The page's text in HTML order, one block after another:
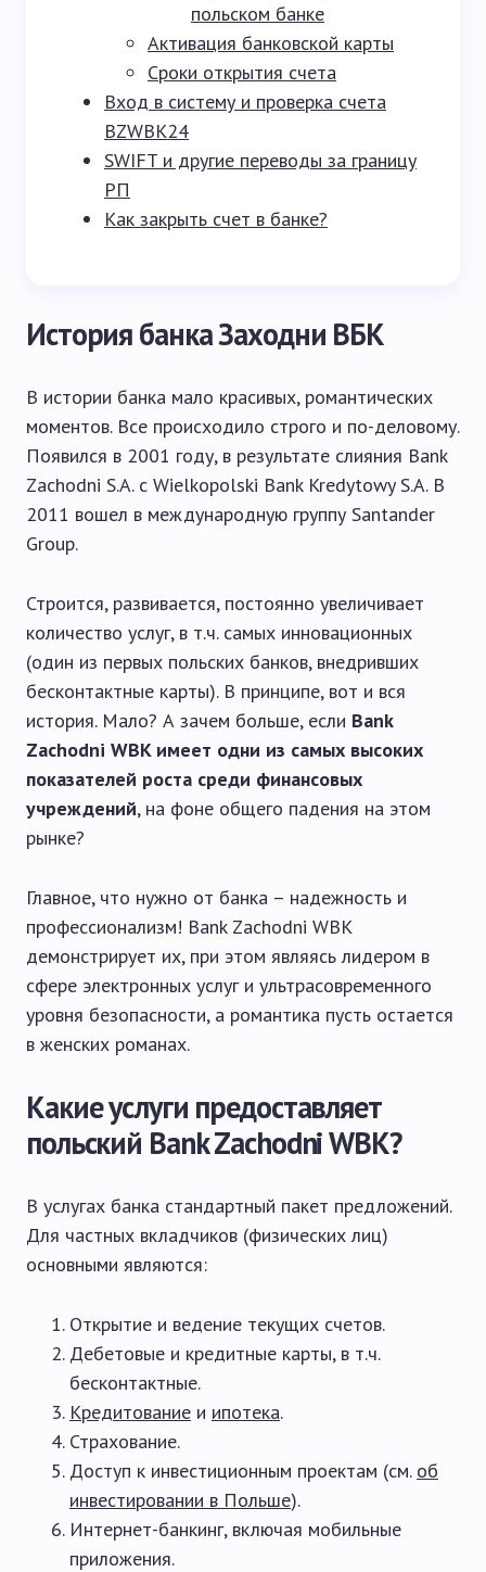
польском банке
Активация банковской карты
Сроки открытия счета
Вход в систему и проверка счета
BZWBK24
SWIFT и другие переводы за границу
РП
Как закрыть счет в банке?
История банка Заходни ВБК
В истории банка мало красивых, романтических
моментов. Все происходило строго и по-деловому.
Появился в 2001 году, в результате слияния Bank
Zachodni S.A. с Wielkopolski Bank Kredytowy S.A. В
2011 вошел в международную группу Santander
Group.
Строится, развивается, постоянно увеличивает
количество услуг, в т.ч. самых инновационных
(один из первых польских банков, внедривших
бесконтактные карты). В принципе, вот и вся
история. Мало? А зачем больше, если Bank
Zachodni WBK имеет одни из самых высоких
показателей роста среди финансовых
учреждений, на фоне общего падения на этом
рынке?
Главное, что нужно от банка – надежность и
профессионализм! Bank Zachodni WBK
демонстрирует их, при этом являясь лидером в
сфере электронных услуг и ультрасовременного
уровня безопасности, а романтика пусть остается
в женских романах.
Какие услуги предоставляет
польский Bank Zachodni WBK?
В услугах банка стандартный пакет предложений.
Для частных вкладчиков (физических лиц)
основными являются:
Открытие и ведение текущих счетов.
Дебетовые и кредитные карты, в т.ч.
бесконтактные.
Кредитование и ипотека.
Страхование.
Доступ к инвестиционным проектам (см. об
инвестировании в Польше).
Интернет-банкинг, включая мобильные
приложения.